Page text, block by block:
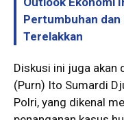
Pertumbuhan
Terelakkan
Diskusi ini juga akan
(Purn) Ito Sumardi
Polri, yang dikenal